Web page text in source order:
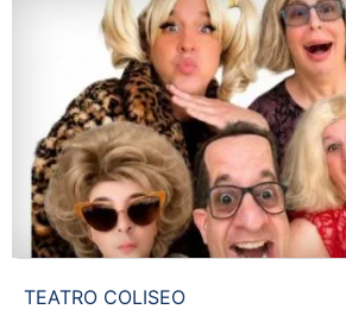
TEATRO COLISEO